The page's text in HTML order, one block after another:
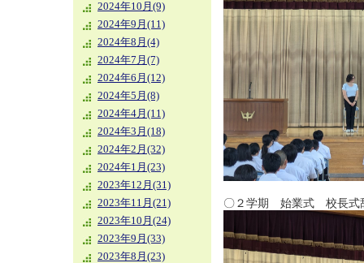
2024年10月(9)
2024年9月(11)
2024年8月(4)
2024年7月(7)
2024年6月(12)
2024年5月(8)
2024年4月(11)
2024年3月(18)
2024年2月(32)
2024年1月(23)
2023年12月(31)
2023年11月(21)
2023年10月(24)
2023年9月(33)
2023年8月(23)
〇２学期 始業式 校長式